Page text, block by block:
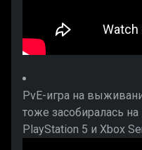
PvE-игра на
тоже засобиралась
PlayStation 5 и Xbox